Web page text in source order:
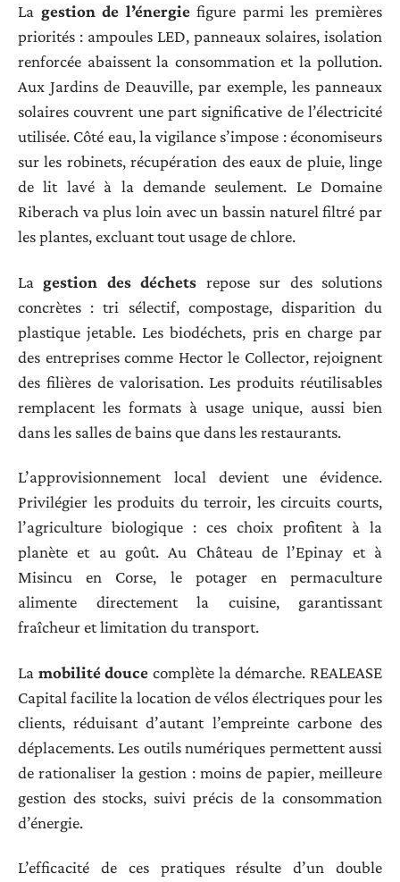
La gestion de l’énergiefigure parmi les premières
priorités : ampoules LED, panneaux solaires, isolation
renforcée abaissent la consommation et la pollution.
Aux Jardins de Deauville, par exemple, les panneaux
solaires couvrent une part significative de l’électricité
utilisée. Côté eau, la vigilance s’impose : économiseurs
sur les robinets, récupération des eaux de pluie, linge
de lit lavé à la demande seulement. Le Domaine
Riberach va plus loin avec un bassin naturel filtré par
les plantes, excluant tout usage de chlore.
Lagestion des déchets repose sur des solutions
concrètes : tri sélectif, compostage, disparition du
plastique jetable. Les biodéchets, pris en charge par
des entreprises comme Hector le Collector, rejoignent
des filières de valorisation. Les produits réutilisables
remplacent les formats à usage unique, aussi bien
dans les salles de bains que dans les restaurants.
L’approvisionnement local devient une évidence.
Privilégier les produits du terroir, les circuits courts,
l’agriculture biologique : ces choix profitent à la
planète et au goût. Au Château de l’Epinay et à
Misincu en Corse, le potager en permaculture
alimente directement la cuisine, garantissant
fraîcheur et limitation du transport.
La mobilité douce complète la démarche. REALEASE
Capital facilite la location de vélos électriques pour les
clients, réduisant d’autant l’empreinte carbone des
déplacements. Les outils numériques permettent aussi
de rationaliser la gestion : moins de papier, meilleure
gestion des stocks, suivi précis de la consommation
d’énergie.
L’efficacité de ces pratiques résulte d’un double